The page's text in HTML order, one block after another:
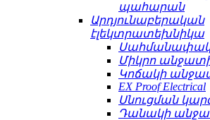
պահարան
Արդյունաբերական
էլեկտրատեխնիկա
Միկրո
Կոճակի
EX Proof Electrical
Սնուցման
Դանակի